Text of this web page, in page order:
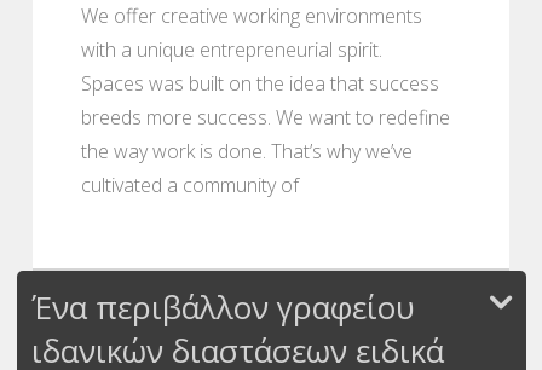
We offer creative working environments
with a unique entrepreneurial spirit.
Spaces was built on the idea that success
breeds more success. We want to redefine
the way work is done. That’s why we’ve
cultivated a community of
Ένα περιβάλλον γραφείου
ιδανικών διαστάσεων ειδικά